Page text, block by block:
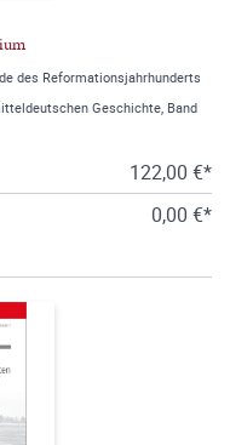
des Reformationsjahrhunderts
Geschichte, Band
122,00 €*
0,00 €*